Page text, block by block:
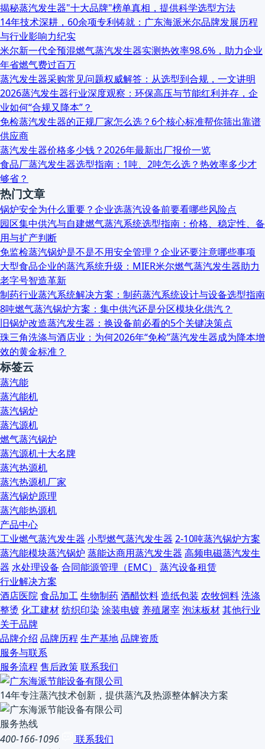
揭秘蒸汽发生器"十大品牌"榜单真相，提供科学选型方法
14年技术深耕，60余项专利铸就：广东海派米尔品牌发展历程
与行业影响力纪实
米尔新一代全预混燃气蒸汽发生器实测热效率98.6%，助力企业
年省燃气费过百万
蒸汽发生器采购常见问题权威解答：从选型到合规，一文讲明
2026蒸汽发生器行业深度观察：环保高压与节能红利并存，企
业如何“合规又降本”？
免检蒸汽发生器的正规厂家怎么选？6个核心标准帮你筛出靠谱
供应商
蒸汽发生器价格多少钱？2026年最新出厂报价一览
食品厂蒸汽发生器选型指南：1吨、2吨怎么选？热效率多少才
够省？
热门文章
锅炉安全为什么重要？企业选蒸汽设备前要看哪些风险点
园区集中供汽与自建燃气蒸汽系统选型指南：价格、稳定性、备
用与扩产判断
免监检蒸汽锅炉是不是不用安全管理？企业还要注意哪些事项
大型食品企业的蒸汽系统升级：MIER米尔燃气蒸汽发生器助力
老字号智造革新
制药行业蒸汽系统解决方案：制药蒸汽系统设计与设备选型指南
8吨燃气蒸汽锅炉方案：集中供汽还是分区模块化供汽？
旧锅炉改造蒸汽发生器：换设备前必看的5个关键决策点
珠三角洗涤与酒店业：为何2026年“免检”蒸汽发生器成为降本增
效的黄金标准？
标签云
蒸汽能
蒸汽能机
蒸汽锅炉
蒸汽源机
燃气蒸汽锅炉
蒸汽源机十大名牌
蒸汽热源机
蒸汽热源机厂家
蒸汽锅炉原理
蒸汽能热源机
产品中心
工业燃气蒸汽发生器 小型燃气蒸汽发生器 2-10吨蒸汽锅炉方案
蒸汽能模块蒸汽锅炉 蒸能达商用蒸汽发生器 高频电磁蒸汽发生
器 水处理设备 合同能源管理（EMC）
蒸汽设备租赁
行业解决方案
酒店医院食品加工生物制药酒醋饮料造纸包装 农牧饲料洗涤
整烫 化工建材纺织印染 涂装电镀 养殖屠宰泡沫板材其他行业
关于品牌
品牌介绍 品牌历程 生产基地品牌资质
服务与联系
服务流程 售后政策联系我们
14年专注蒸汽技术创新，提供蒸汽及热源整体解决方案
服务热线
400-166-1096
联系我们